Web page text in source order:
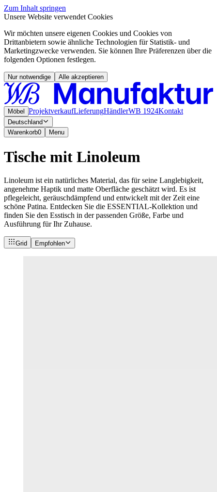
Zum Inhalt springen
Unsere Website verwendet Cookies
Wir möchten unsere eigenen Cookies und Cookies von
Drittanbietern sowie ähnliche Technologien für Statistik- und
Marketingzwecke verwenden. Sie können Ihre Präferenzen über die
folgenden Optionen festlegen.
Nur notwendige Alle akzeptieren
Möbel ProjektverkaufLieferungHändlerWB 1924Kontakt
Deutschland
Warenkorb0 Menu
Tische mit Linoleum
Linoleum ist ein natürliches Material, das für seine Langlebigkeit,
angenehme Haptik und matte Oberfläche geschätzt wird. Es ist
pflegeleicht, geräuschdämpfend und entwickelt mit der Zeit eine
schöne Patina. Entdecken Sie die ESSENTIAL-Kollektion und
finden Sie den Esstisch in der passenden Größe, Farbe und
Ausführung für Ihr Zuhause.
Grid Empfohlen